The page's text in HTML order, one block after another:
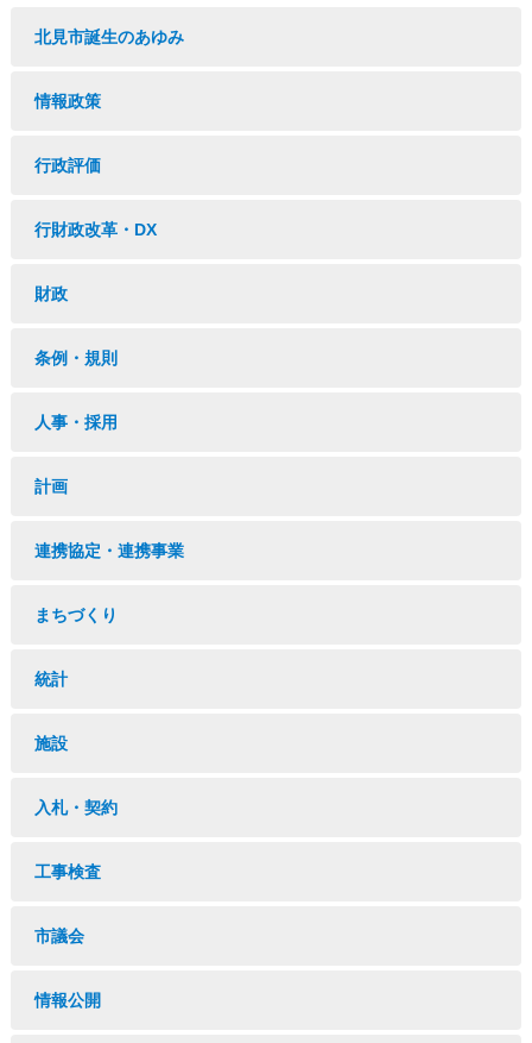
北見市誕生のあゆみ
情報政策
行政評価
行財政改革・DX
財政
条例・規則
人事・採用
計画
連携協定・連携事業
まちづくり
統計
施設
入札・契約
工事検査
市議会
情報公開